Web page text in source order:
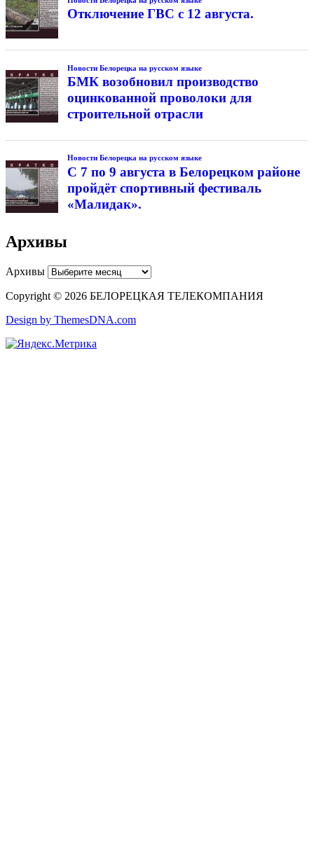
Отключение ГВС с 12 августа.
Новости Белорецка на русском языке
БМК возобновил производство
оцинкованной проволоки для
строительной отрасли
Новости Белорецка на русском языке
С 7 по 9 августа в Белорецком районе
пройдёт спортивный фестиваль
«Малидак».
Архивы
Архивы
Copyright © 2026 БЕЛОРЕЦКАЯ ТЕЛЕКОМПАНИЯ
Design by ThemesDNA.com